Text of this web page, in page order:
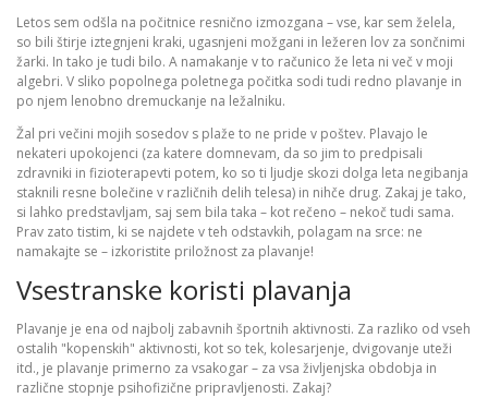
Letos sem odšla na počitnice resnično izmozgana – vse, kar sem želela,
so bili štirje iztegnjeni kraki, ugasnjeni možgani in ležeren lov za sončnimi
žarki. In tako je tudi bilo. A namakanje v to računico že leta ni več v moji
algebri. V sliko popolnega poletnega počitka sodi tudi redno plavanje in
po njem lenobno dremuckanje na ležalniku.
Žal pri večini mojih sosedov s plaže to ne pride v poštev. Plavajo le
nekateri upokojenci (za katere domnevam, da so jim to predpisali
zdravniki in fizioterapevti potem, ko so ti ljudje skozi dolga leta negibanja
staknili resne bolečine v različnih delih telesa) in nihče drug. Zakaj je tako,
si lahko predstavljam, saj sem bila taka – kot rečeno – nekoč tudi sama.
Prav zato tistim, ki se najdete v teh odstavkih, polagam na srce: ne
namakajte se – izkoristite priložnost za plavanje!
Vsestranske koristi plavanja
Plavanje je ena od najbolj zabavnih športnih aktivnosti. Za razliko od vseh
ostalih "kopenskih" aktivnosti, kot so tek, kolesarjenje, dvigovanje uteži
itd., je plavanje primerno za vsakogar – za vsa življenjska obdobja in
različne stopnje psihofizične pripravljenosti. Zakaj?